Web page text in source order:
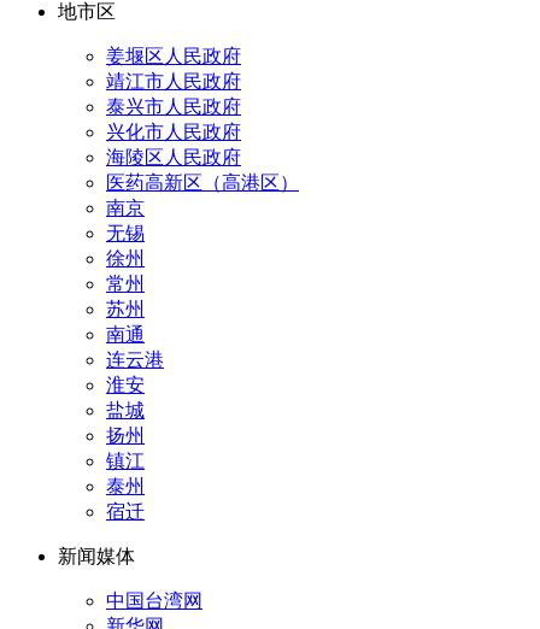
地市区
姜堰区人民政府
靖江市人民政府
泰兴市人民政府
兴化市人民政府
海陵区人民政府
医药高新区（高港区）
南京
无锡
徐州
常州
苏州
南通
连云港
淮安
盐城
扬州
镇江
泰州
宿迁
新闻媒体
中国台湾网